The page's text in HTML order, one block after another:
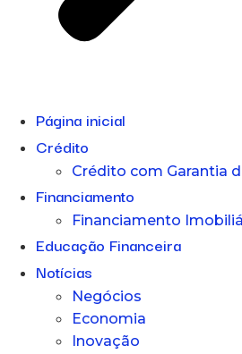
Página inicial
Crédito
Crédito com Garantia
Financiamento
Financiamento
Educação Financeira
Notícias
Negócios
Economia
Inovação